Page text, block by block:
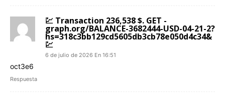
💹 Transaction 236,538 $. GET -
graph.org/BALANCE-3682444-USD-04-21-2?
hs=318c3bb129cd5605db3cb78e050d4c34&
💹
6 de julio de 2026 En 16:51
oct3e6
Respuesta